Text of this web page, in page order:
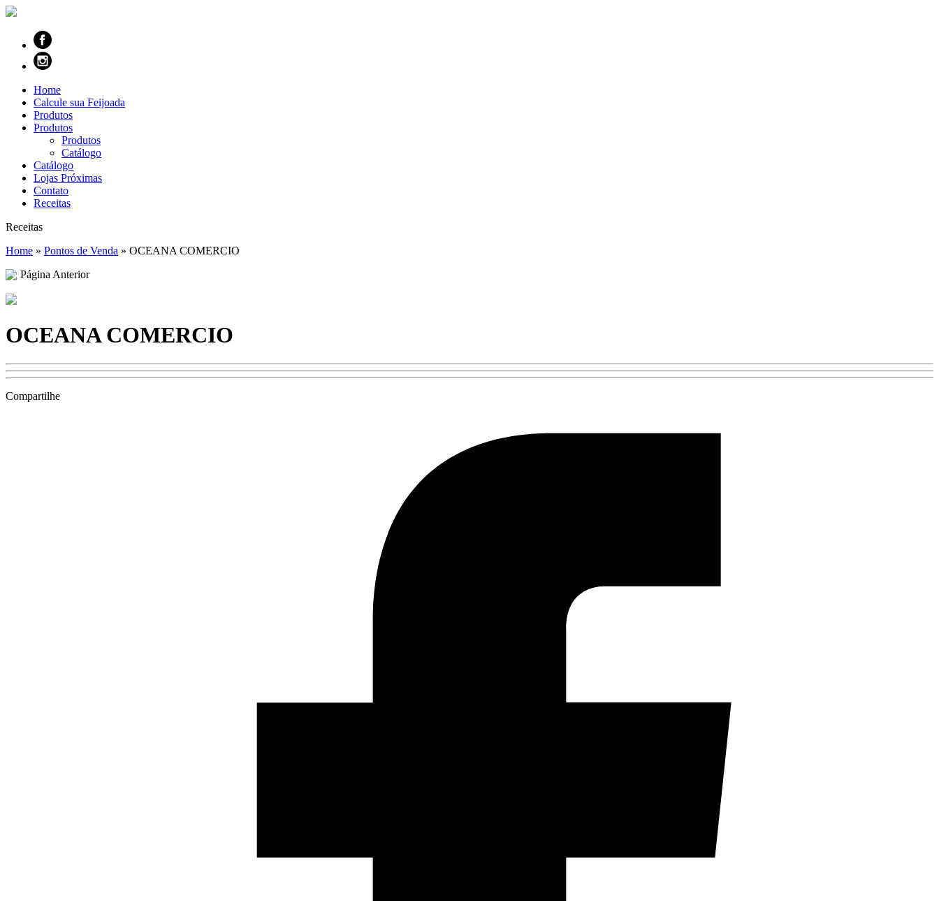
Home
Calcule sua Feijoada
Produtos
Produtos
Produtos
Catálogo
Catálogo
Lojas Próximas
Contato
Receitas
Receitas
Home » Pontos de Venda » OCEANA COMERCIO
Página Anterior
OCEANA COMERCIO
Compartilhe